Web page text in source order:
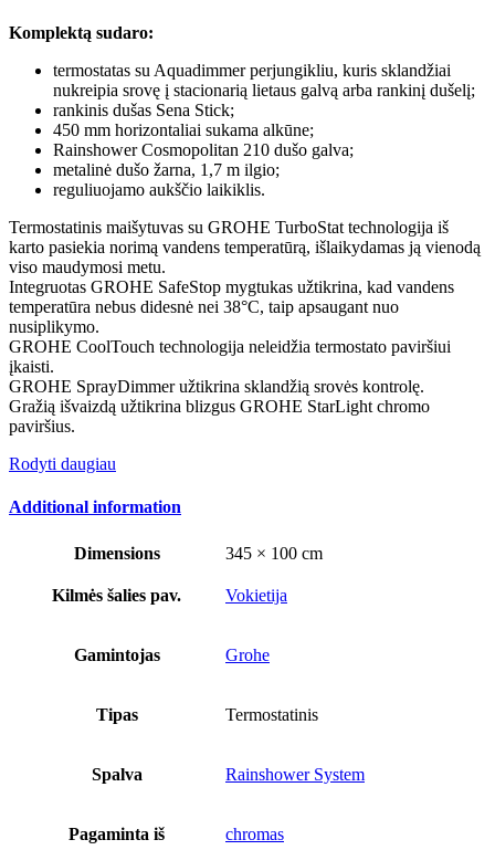
Komplektą sudaro:
termostatas su Aquadimmer perjungikliu, kuris sklandžiai
nukreipia srovę į stacionarią lietaus galvą arba rankinį dušelį;
rankinis dušas Sena Stick;
450 mm horizontaliai sukama alkūne;
Rainshower Cosmopolitan 210 dušo galva;
​metalinė dušo žarna, 1,7 m ilgio;
reguliuojamo aukščio laikiklis.
Termostatinis maišytuvas su GROHE TurboStat technologija iš
karto pasiekia norimą vandens temperatūrą, išlaikydamas ją vienodą
viso maudymosi metu.
Integruotas GROHE SafeStop mygtukas užtikrina, kad vandens
temperatūra nebus didesnė nei 38°C, taip apsaugant nuo
nusiplikymo.
GROHE CoolTouch technologija neleidžia termostato paviršiui
įkaisti.
GROHE SprayDimmer užtikrina sklandžią srovės kontrolę.
Gražią išvaizdą užtikrina blizgus GROHE StarLight chromo
paviršius.
Rodyti daugiau
Additional information
Dimensions 345 × 100 cm
Kilmės šalies pav. Vokietija
Gamintojas Grohe
Tipas Termostatinis
Spalva Rainshower System
Pagaminta iš chromas